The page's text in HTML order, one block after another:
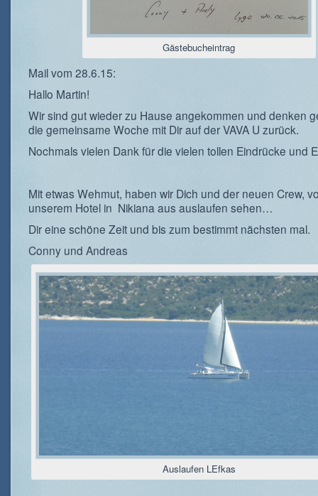
Gästebucheintrag
Mail vom 28.6.15:
Hallo Martin!
Wir sind gut wieder zu Hause angekommen und denken
die gemeinsame Woche mit Dir auf der VAVA U zurück.
Nochmals vielen Dank für die vielen tollen Eindrücke und
Mit etwas Wehmut, haben wir Dich und der neuen Crew,
unserem Hotel in Nikiana aus auslaufen sehen…
Dir eine schöne Zeit und bis zum bestimmt nächsten mal.
Conny und Andreas
Auslaufen LEfkas